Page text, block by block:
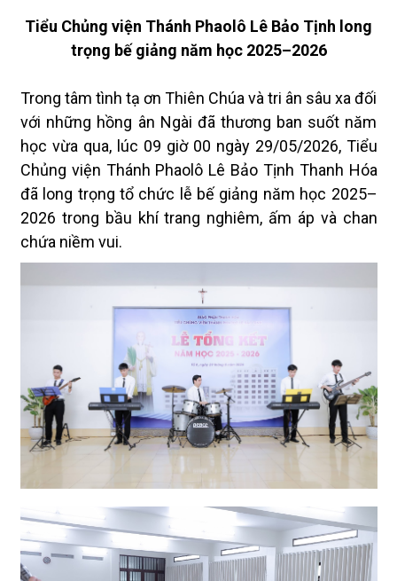
Tiểu Chủng viện Thánh Phaolô Lê Bảo Tịnh long
trọng bế giảng năm học 2025–2026
Trong tâm tình tạ ơn Thiên Chúa và tri ân sâu xa đối
với những hồng ân Ngài đã thương ban suốt năm
học vừa qua, lúc 09 giờ 00 ngày 29/05/2026, Tiểu
Chủng viện Thánh Phaolô Lê Bảo Tịnh Thanh Hóa
đã long trọng tổ chức lễ bế giảng năm học 2025–
2026 trong bầu khí trang nghiêm, ấm áp và chan
chứa niềm vui.